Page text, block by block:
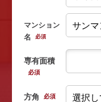
マンション
名
必須
専有面積
必須
方角 必須